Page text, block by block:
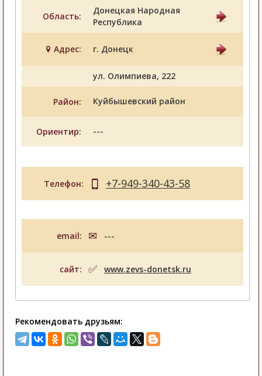
Область:
Донецкая Народная
Республика
Адрес: г. Донецк
ул. Олимпиева, 222
Район: Куйбышевский район
Ориентир: ---
Телефон: +7-949-340-43-58
email: ---
сайт: www.zevs-donetsk.ru
Рекомендовать друзьям: